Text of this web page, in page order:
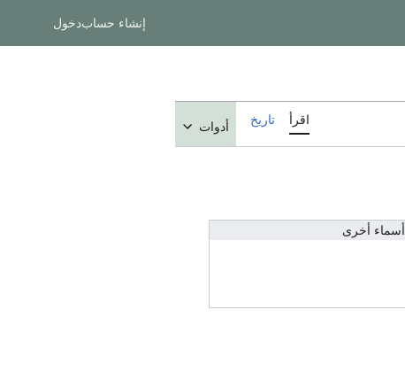
إنشاء حسابدخول
اقرأ تاريخ أدوات
أسماء أخرى